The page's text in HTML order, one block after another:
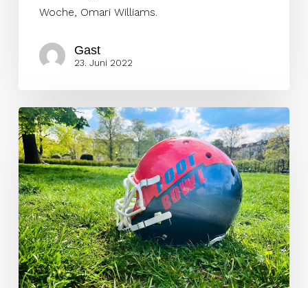
Woche, Omari Williams.
Gast
23. Juni 2022
Unser
MVP
der
Woche
ist
Joc
Crawford